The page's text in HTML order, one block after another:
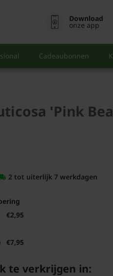
Download
onze app
Cadeaubonnen
'Pink
2 tot uiterlijk 7 werkdagen
€2,95
€7,95
te verkrijgen in: